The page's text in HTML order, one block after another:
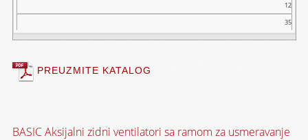
12
35
PREUZMITE KATALOG
BASIC Aksijalni zidni ventilatori sa ramom za usmeravanje